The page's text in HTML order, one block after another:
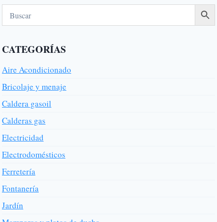
CATEGORÍAS
Aire Acondicionado
Bricolaje y menaje
Caldera gasoil
Calderas gas
Electricidad
Electrodomésticos
Ferretería
Fontanería
Jardín